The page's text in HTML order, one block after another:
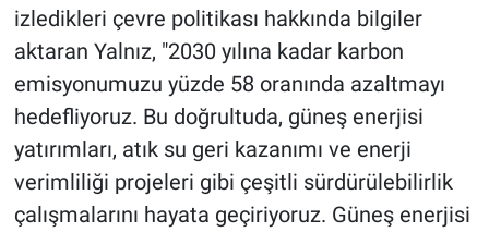
izledikleri çevre politikası hakkında bilgiler
aktaran Yalnız, "2030 yılına kadar karbon
emisyonumuzu yüzde 58 oranında azaltmayı
hedefliyoruz. Bu doğrultuda, güneş enerjisi
yatırımları, atık su geri kazanımı ve enerji
verimliliği projeleri gibi çeşitli sürdürülebilirlik
çalışmalarını hayata geçiriyoruz. Güneş enerjisi